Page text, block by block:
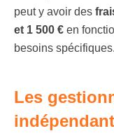
peut y avoir des
et 1 500 € en
besoins spécifiques​.
Les